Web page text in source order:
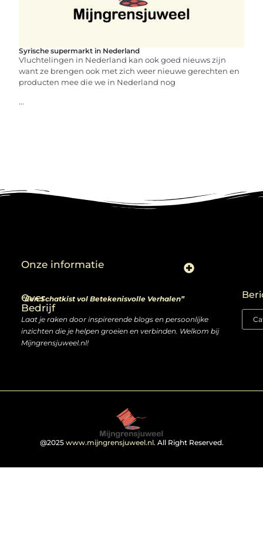
Syrische supermarkt in Nederland
Vluchtelingen in Nederland kan ook goed nieuws zijn
want ze brengen ook met zich weer nieuwe gerechten en
producten mee die we in Nederland nog
...
Over
Bedrijf
“Een Schatkist vol Betekenisvolle Verhalen”
Laat je raken door inspirerende blogs en persoonlijke
inzichten die je helpen groeien en verbinden. Welkom bij
Mijngrensjuweel.nl!
Onze informatie
@2025 www.mijngrensjuweel.nl. All Right Reserved.